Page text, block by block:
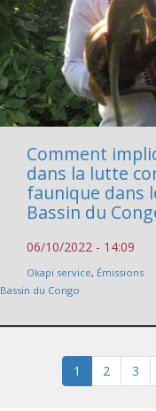
Comment
dans la lutte
faunique dans
Bassin du
06/10/2022 - 14:09
Okapi service, Émissions
Bassin du Congo
1 2 3